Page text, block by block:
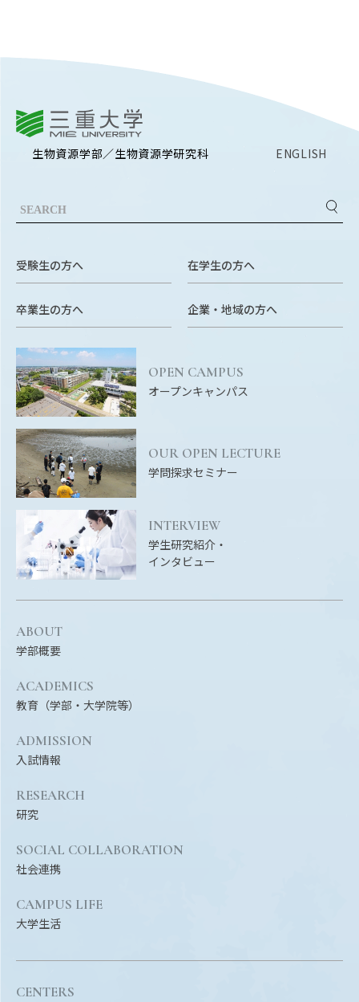
生物資源学部／生物資源学研究科 ENGLISH
受験生の方へ 在学生の方へ
卒業生の方へ 企業・地域の方へ
OPEN CAMPUS
オープンキャンパス
OUR OPEN LECTURE
学問探求セミナー
INTERVIEW
学生研究紹介・
インタビュー
ABOUT
学部概要
ACADEMICS
教育（学部・大学院等）
ADMISSION
入試情報
RESEARCH
研究
SOCIAL COLLABORATION
社会連携
CAMPUS LIFE
大学生活
CENTERS